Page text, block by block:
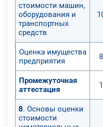
стоимости машин,
оборудования и
транспортных
средств
Оценка имущества
предприятия
Промежуточная
аттестация
8. Основы оценки
стоимости